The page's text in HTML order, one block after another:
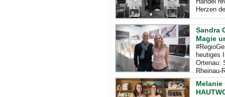
Herzen
Sandra
Magie
heutiges
Ortenau:
Rheinau-
Melanie